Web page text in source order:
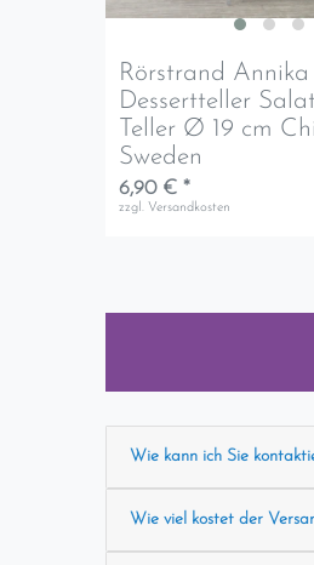
Rörstrand Annika
Dessertteller
Teller Ø 19 cm
Sweden
6,90 € *
zzgl. Versandkosten
Wie kann ich Sie
Wie viel kostet der